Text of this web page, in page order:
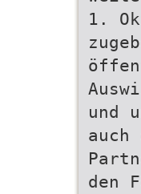
1.
und
auch
den